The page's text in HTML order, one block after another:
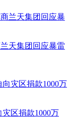
天集团回应暴雷
区捐款1000万